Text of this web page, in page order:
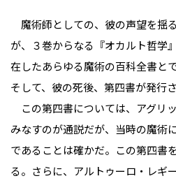
魔術師としての、彼の声望を揺
が、３巻からなる『オカルト哲学
在したあらゆる魔術の百科全書と
そして、彼の死後、第四書が発行さ
この第四書については、アグリ
みなすのが通説だが、当時の魔術
であることは確かだ。この第四書
る。さらに、アルトゥーロ・レギ